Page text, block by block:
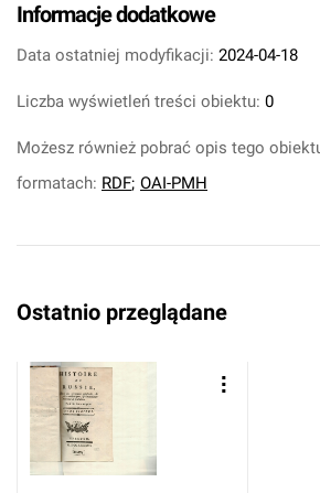
Informacje dodatkowe
Data ostatniej modyfikacji: 2024-04-18
Liczba wyświetleń treści obiektu: 0
Możesz również pobrać opis tego
formatach: RDF; OAI-PMH
Ostatnio przeglądane